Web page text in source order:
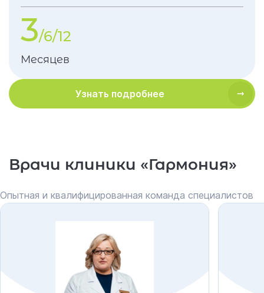
3/6/12
Месяцев
Узнать подробнее
Врачи клиники «Гармония»
Опытная и квалифицированная команда специалистов